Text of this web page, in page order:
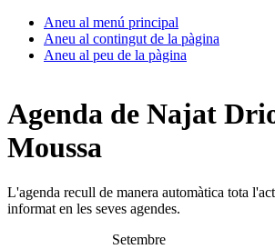
Aneu al menú principal
Aneu al contingut de la pàgina
Aneu al peu de la pàgina
Agenda de Najat
Moussa
L'agenda recull de manera automàtica tota
informat en les seves agendes.
Setembre